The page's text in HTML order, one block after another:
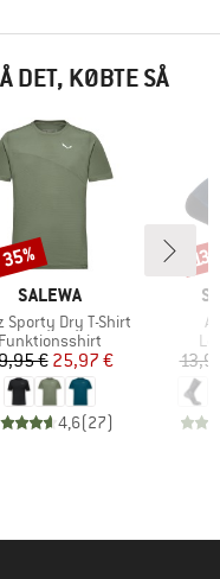
DET, KØBTE SÅ
MÆRKE
SALEWA
Sporty Dry T-Shirt
Produktgruppe
Funktionsshirt
Pris
€Nedsat pris
25,97 €
4,6(27)
35%